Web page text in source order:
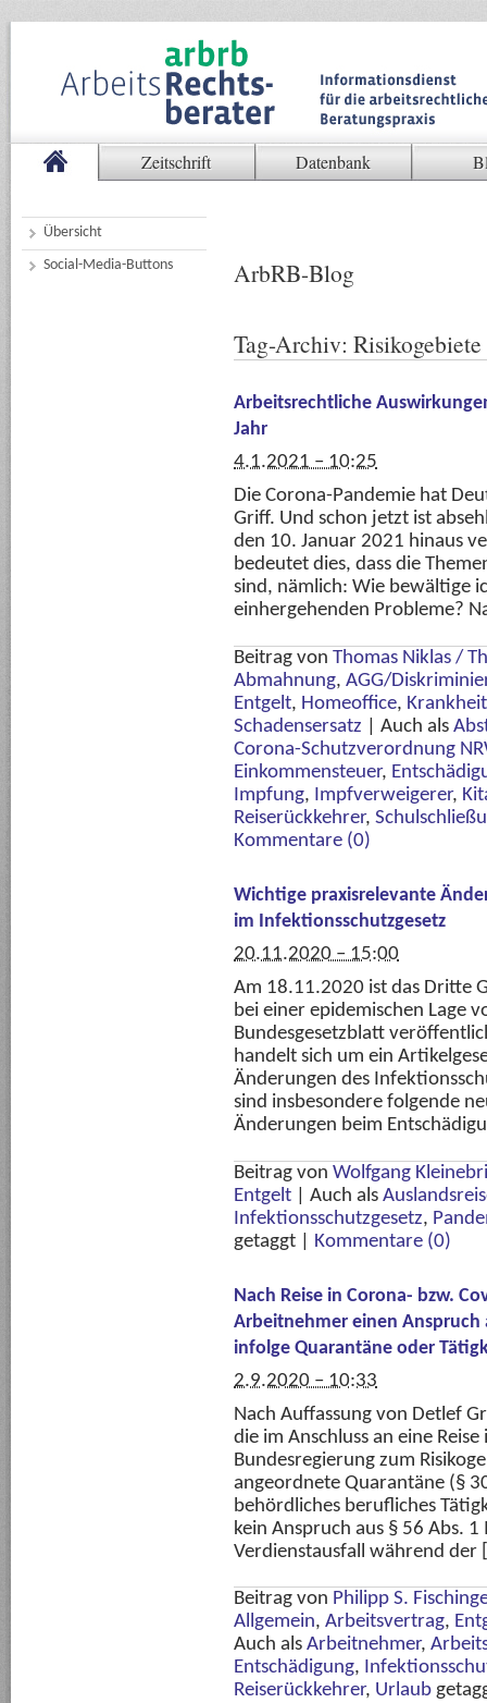
Zeitschrift Datenbank
Übersicht
Social-Media-Buttons
ArbRB-Blog
Tag-Archiv: Risikogebiete
Arbeitsrechtliche
Jahr
4.1.2021 – 10:25
Die Corona-Pandemie hat
Griff. Und schon jetzt ist
den 10. Januar 2021 hinaus
bedeutet dies, dass die
sind, nämlich: Wie bewältige
einhergehenden Probleme?
Beitrag von Thomas Niklas /
Abmahnung, AGG/
Entgelt, Homeoffice, Krankheit
Schadensersatz
Auch als
Corona-Schutzverordnung
Einkommensteuer,
Impfung, Impfverweigerer,
Reiserückkehrer,
Kommentare (0)
Wichtige praxisrelevante
im Infektionsschutzgesetz
20.11.2020 – 15:00
Am 18.11.2020 ist das Dritte
bei einer epidemischen Lage
Bundesgesetzblatt
handelt sich um ein
Änderungen des
sind insbesondere folgende
Änderungen beim
Beitrag von Wolfgang
Entgelt
Auch als
Infektionsschutzgesetz,
getaggt
Kommentare (0)
Nach Reise in Corona- bzw.
Arbeitnehmer einen Anspruch
infolge Quarantäne oder
2.9.2020 – 10:33
Nach Auffassung von Detlef
die im Anschluss an eine
Bundesregierung zum
angeordnete Quarantäne (§
behördliches berufliches
kein Anspruch aus § 56 Abs.
Verdienstausfall während der
Beitrag von Philipp S.
Allgemein, Arbeitsvertrag,
Auch als Arbeitnehmer,
Entschädigung,
Reiserückkehrer, Urlaub